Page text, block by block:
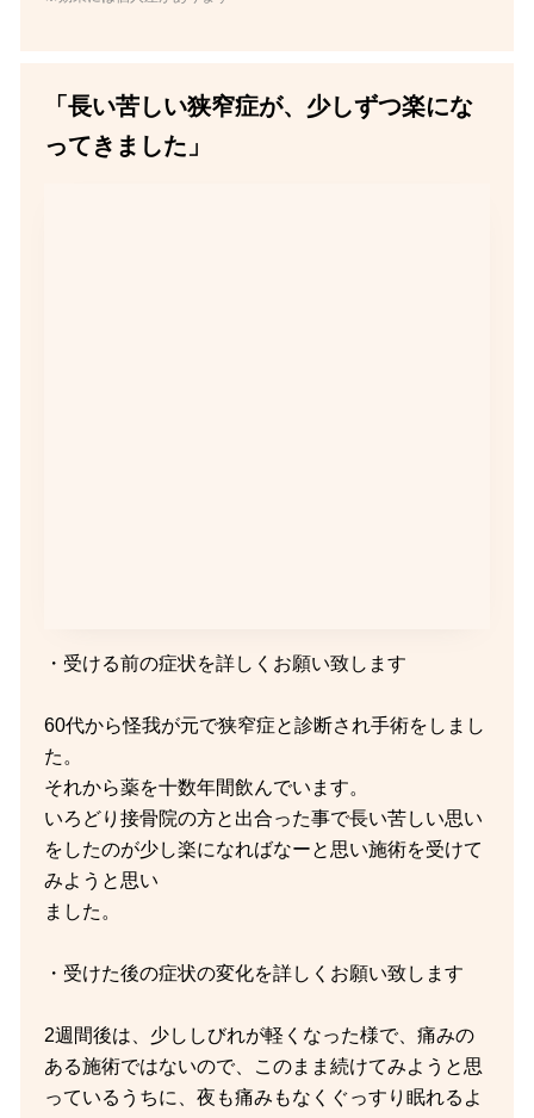
「長い苦しい狭窄症が、少しずつ楽にな
ってきました」
・受ける前の症状を詳しくお願い致します
60代から怪我が元で狭窄症と診断され手術をしまし
た。
それから薬を十数年間飲んでいます。
いろどり接骨院の方と出合った事で長い苦しい思い
をしたのが少し楽になればなーと思い施術を受けて
みようと思い
ました。
・受けた後の症状の変化を詳しくお願い致します
2週間後は、少ししびれが軽くなった様で、痛みの
ある施術ではないので、このまま続けてみようと思
っているうちに、夜も痛みもなくぐっすり眠れるよ